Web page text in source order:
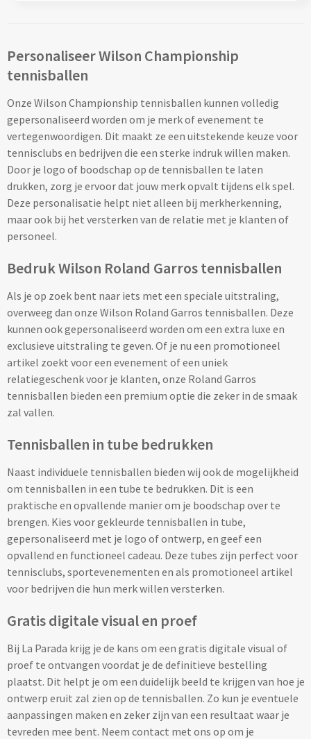
Pennen
Balpennen bedrukken
Houten balpennen bedrukken
Touchpennen bedrukken
Luxe pennen bedrukken
Alle schrijfwaren & pennen
Markeerstiften bedrukken
Kinderschrijfwaren bedrukken
Stoepkrijt bedrukken
Notitieboekjes bedrukken
Notitieblokken bedrukken
Schrijfmappen bedrukken
Documentmappen bedrukken
Klemborden bedrukken
Memo's
Memoblaadjes bedrukken
Memo boekjes bedrukken
Personaliseer Wilson Championship
tennisballen
Onze Wilson Championship tennisballen kunnen volledig
gepersonaliseerd worden om je merk of evenement te
vertegenwoordigen. Dit maakt ze een uitstekende keuze voor
tennisclubs en bedrijven die een sterke indruk willen maken.
Door je logo of boodschap op de tennisballen te laten
drukken, zorg je ervoor dat jouw merk opvalt tijdens elk spel.
Deze personalisatie helpt niet alleen bij merkherkenning,
maar ook bij het versterken van de relatie met je klanten of
personeel.
Bedruk Wilson Roland Garros tennisballen
Als je op zoek bent naar iets met een speciale uitstraling,
overweeg dan onze Wilson Roland Garros tennisballen. Deze
kunnen ook gepersonaliseerd worden om een extra luxe en
exclusieve uitstraling te geven. Of je nu een promotioneel
artikel zoekt voor een evenement of een uniek
relatiegeschenk voor je klanten, onze Roland Garros
tennisballen bieden een premium optie die zeker in de smaak
zal vallen.
Tennisballen in tube bedrukken
Naast individuele tennisballen bieden wij ook de mogelijkheid
om tennisballen in een tube te bedrukken. Dit is een
praktische en opvallende manier om je boodschap over te
brengen. Kies voor gekleurde tennisballen in tube,
gepersonaliseerd met je logo of ontwerp, en geef een
opvallend en functioneel cadeau. Deze tubes zijn perfect voor
tennisclubs, sportevenementen en als promotioneel artikel
voor bedrijven die hun merk willen versterken.
Gratis digitale visual en proef
Bij La Parada krijg je de kans om een gratis digitale visual of
proef te ontvangen voordat je de definitieve bestelling
plaatst. Dit helpt je om een duidelijk beeld te krijgen van hoe je
ontwerp eruit zal zien op de tennisballen. Zo kun je eventuele
aanpassingen maken en zeker zijn van een resultaat waar je
tevreden mee bent. Neem contact met ons op om je